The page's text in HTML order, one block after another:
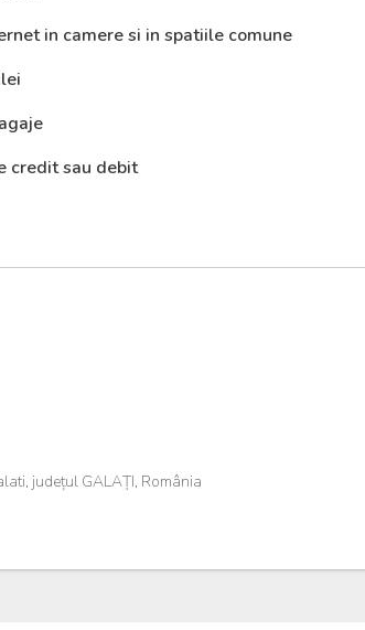
in camere si in spatiile comune
credit sau debit
județul GALAȚI, România